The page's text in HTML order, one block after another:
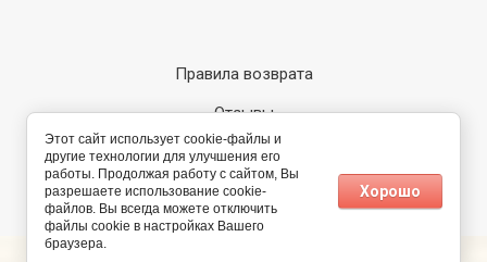
Правила возврата
Отзывы
Карта сайта
Megagroup.ru
Этот сайт использует cookie-файлы и
другие технологии для улучшения его
работы. Продолжая работу с сайтом, Вы
разрешаете использование cookie-
файлов. Вы всегда можете отключить
файлы cookie в настройках Вашего
браузера.
Хорошо